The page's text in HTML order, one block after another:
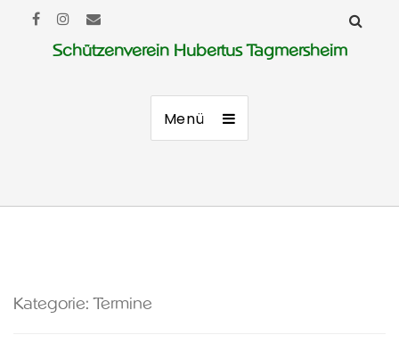
Schützenverein Hubertus Tagmersheim
Menü
Kategorie:Termine